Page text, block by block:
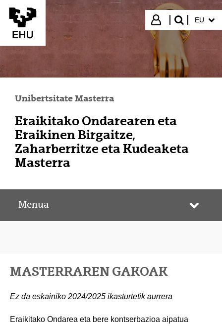
Eduki nagusira joan
Hasi saioa
bilatu"
EU
Unibertsitate Masterra
Eraikitako Ondarearen eta
Eraikinen Birgaitze,
Zaharberritze eta Kudeaketa
Masterra
Menua
MASTERRAREN GAKOAK
Ez da eskainiko 2024/2025 ikasturtetik aurrera
Eraikitako Ondarea eta bere kontserbazioa aipatua